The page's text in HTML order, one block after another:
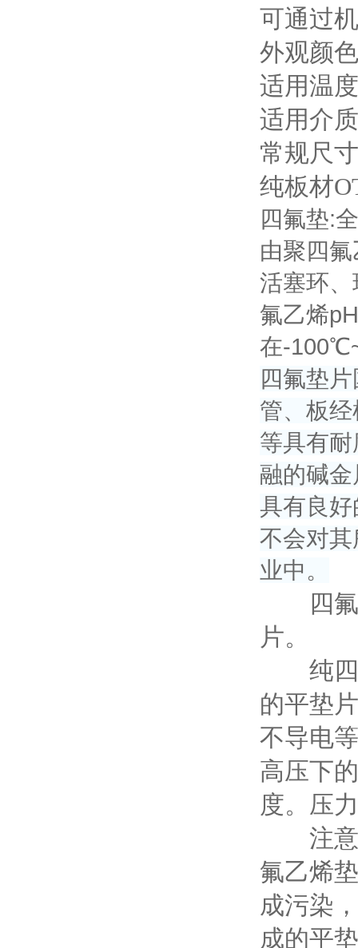
可通过
外观颜
适用温
适用介
常规尺
纯板材
四氟垫:
由聚四
活塞环
氟乙烯
在-
四氟垫
管、板
等具有
融的碱
具有良
不会对
业中。
四氟
片。
纯四
的平垫
不导电
高压下
度。压
注意
氟乙烯
成污染
成的平